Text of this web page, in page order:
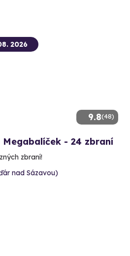
9.8(48)
2026
- 24 zbraní
zbraní!
nad Sázavou)